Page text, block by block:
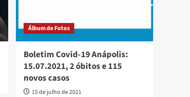
Álbum de Fotos
Boletim Covid-19 Anápolis:
15.07.2021, 2 óbitos e 115
novos casos
15 de julho de 2021